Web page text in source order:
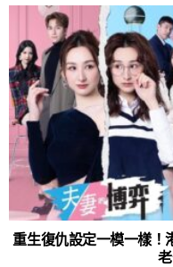
重生復仇設定一模一樣！